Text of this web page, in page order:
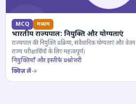
MCQ मध्यम
भारतीय राज्यपाल: नियुक्ति और योग्यताएं
राज्यपाल की नियुक्ति प्रक्रिया, संवैधानिक योग्यताएं और
राज्य परीक्षार्थियों के लिए महत्वपूर्ण।
नियुक्तियाँ और इस्तीफे प्रश्नोत्तरी
क्विज़ लें